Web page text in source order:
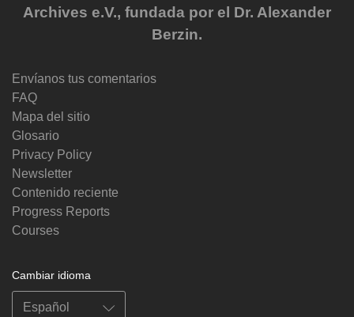
Archives e.V., fundada por el Dr. Alexander
Berzin.
Envíanos tus comentarios
FAQ
Mapa del sitio
Glosario
Privacy Policy
Newsletter
Contenido reciente
Progress Reports
Courses
Cambiar idioma